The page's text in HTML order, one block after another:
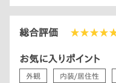
総合評価
お気に入りポイント
外観 内装/居住性